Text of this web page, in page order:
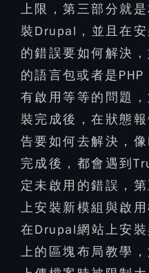
上限，第三部分就
裝Drupal，並且在
的錯誤要如何解決
的語言包或者是
有啟用等等的問題
裝完成後，在狀態
告要如何去解決，
完成後，都會遇到
定未啟用的錯誤，
上安裝新模組與啟
在Drupal網站上安
上的區塊布局教學